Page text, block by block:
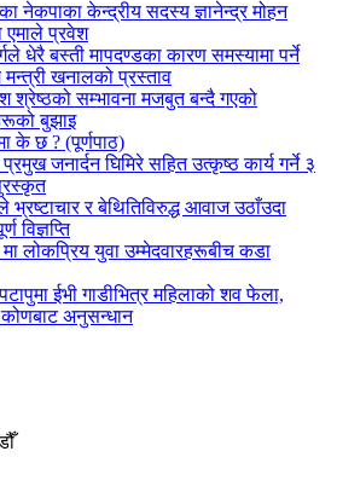
नेकपाका केन्द्रीय सदस्य ज्ञानेन्द्र मोहन
एमाले प्रवेश
धेरै बस्ती मापदण्डका कारण समस्यामा पर्ने
खनालको प्रस्ताव
श्रेष्ठको सम्भावना मजबुत बन्दै गएको
बुझाइ
के छ ? (पूर्णपाठ)
जनार्दन घिमिरे सहित उत्कृष्ठ कार्य गर्ने ३
भ्रष्टाचार र बेथितिविरुद्ध आवाज उठाँउदा
विज्ञप्ति
लोकप्रिय युवा उम्मेदवारहरूबीच कडा
ईभी गाडीभित्र महिलाको शव फेला,
अनुसन्धान